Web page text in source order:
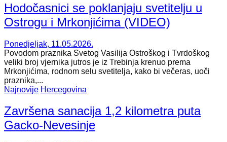
Hodočasnici se poklanjaju svetitelju u
Ostrogu i Mrkonjićima (VIDEO)
Ponedjeljak, 11.05.2026.
Povodom praznika Svetog Vasilija Ostroškog i Tvrdoškog
veliki broj vjernika jutros je iz Trebinja krenuo prema
Mrkonjićima, rodnom selu svetitelja, kako bi večeras, uoči
praznika,...
Najnovije Hercegovina
Završena sanacija 1,2 kilometra puta
Gacko-Nevesinje